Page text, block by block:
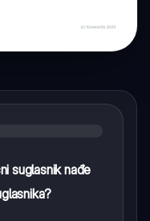
suglasnik nađe